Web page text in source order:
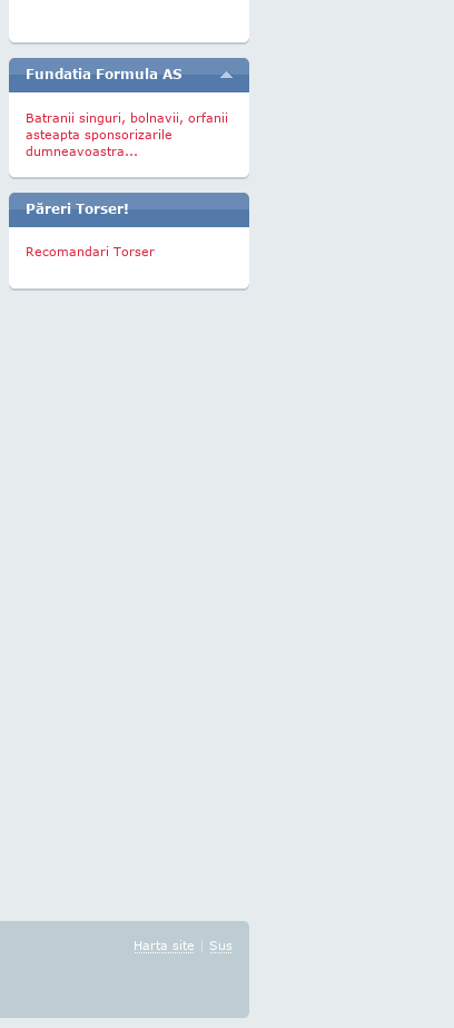
Fundatia Formula AS
Batranii singuri, bolnavii, orfanii
asteapta sponsorizarile
dumneavoastra...
Păreri Torser!
Recomandari Torser
Harta site | Sus